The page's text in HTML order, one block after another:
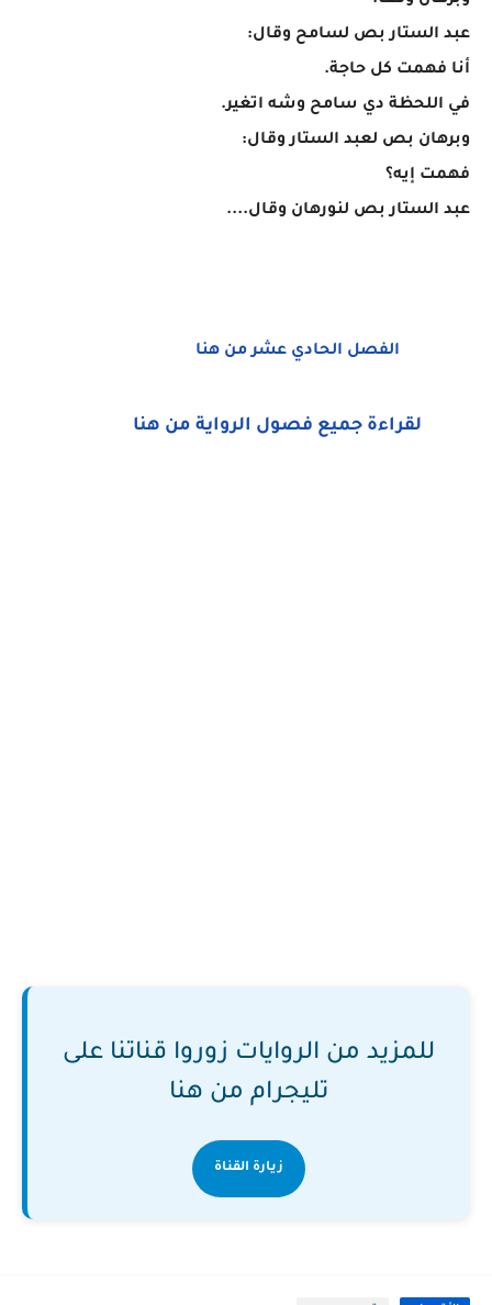
عبد الستار بص لسامح وقال:
أنا فهمت كل حاجة.
في اللحظة دي سامح وشه اتغير.
وبرهان بص لعبد الستار وقال:
فهمت إيه؟
عبد الستار بص لنورهان وقال....
الفصل الحادي عشر من هنا
لقراءة جميع فصول الرواية من هنا
للمزيد من الروايات زوروا قناتنا على
تليجرام من هنا
زيارة القناة